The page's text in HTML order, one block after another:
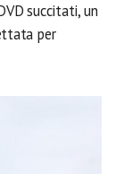
succitati, un
per